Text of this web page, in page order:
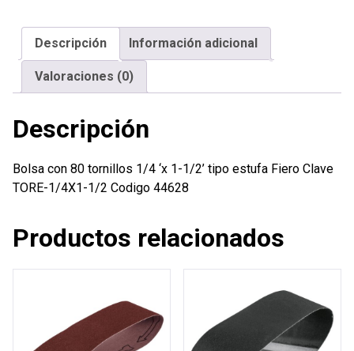
1/2'
Fiero
cantidad
Descripción Información adicional
Valoraciones (0)
Descripción
Bolsa con 80 tornillos 1/4 ‘x 1-1/2’ tipo estufa Fiero Clave
TORE-1/4X1-1/2 Codigo 44628
Productos relacionados